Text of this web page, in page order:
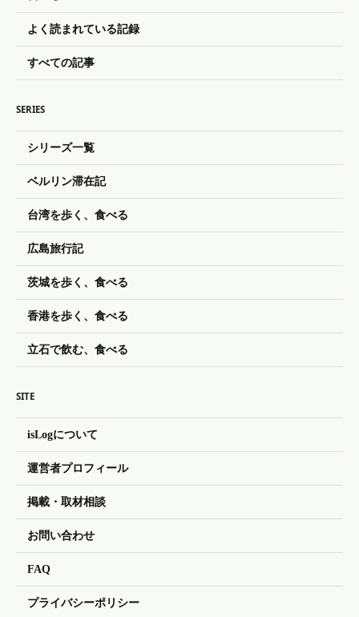
よく読まれている記録
すべての記事
SERIES
シリーズ一覧
ベルリン滞在記
台湾を歩く、食べる
広島旅行記
茨城を歩く、食べる
香港を歩く、食べる
立石で飲む、食べる
SITE
isLogについて
運営者プロフィール
掲載・取材相談
お問い合わせ
FAQ
プライバシーポリシー